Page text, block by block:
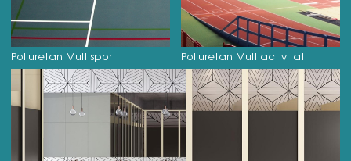
Poliuretan Multisport Poliuretan Multiactivitati